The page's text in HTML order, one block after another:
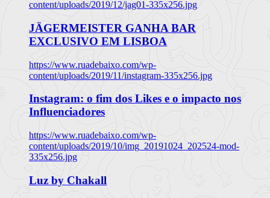
content/uploads/2019/12/jag01-335x256.jpg
JÄGERMEISTER GANHA BAR
EXCLUSIVO EM LISBOA
https://www.ruadebaixo.com/wp-
content/uploads/2019/11/instagram-335x256.jpg
Instagram: o fim dos Likes e o impacto nos
Influenciadores
https://www.ruadebaixo.com/wp-
content/uploads/2019/10/img_20191024_202524-mod-
335x256.jpg
Luz by Chakall